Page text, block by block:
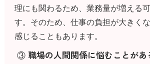
理にも関わるため、業務量が増える
す。そのため、仕事の負担が大きく
感じることもあります。
③ 職場の人間関係に悩むことがあ